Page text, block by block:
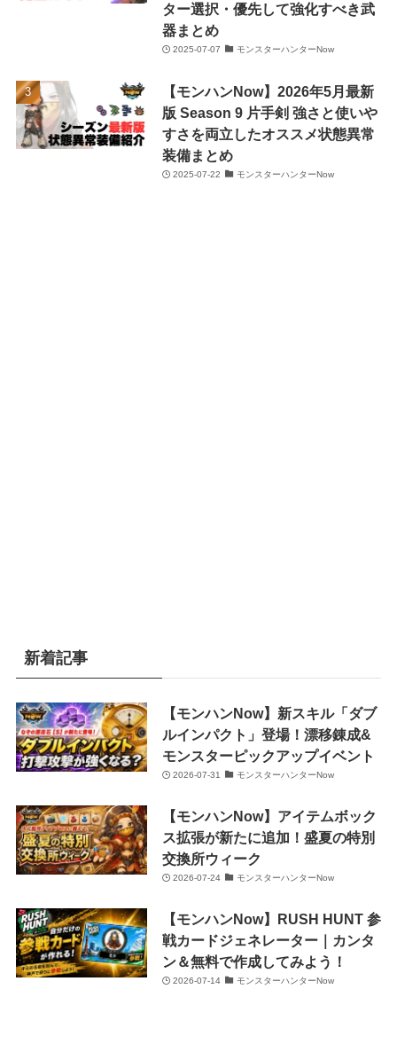
ター選択・優先して強化すべき武
器まとめ
2025-07-07 モンスターハンターNow
【モンハンNow】2026年5月最新
版 Season 9 片手剣 強さと使いや
すさを両立したオススメ状態異常
装備まとめ
2025-07-22 モンスターハンターNow
新着記事
【モンハンNow】新スキル「ダブ
ルインパクト」登場！漂移錬成&
モンスターピックアップイベント
2026-07-31 モンスターハンターNow
【モンハンNow】アイテムボック
ス拡張が新たに追加！盛夏の特別
交換所ウィーク
2026-07-24 モンスターハンターNow
【モンハンNow】RUSH HUNT 参
戦カードジェネレーター｜カンタ
ン＆無料で作成してみよう！
2026-07-14 モンスターハンターNow